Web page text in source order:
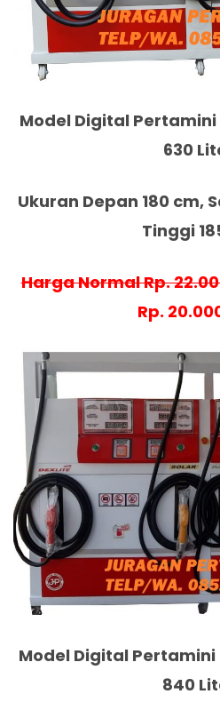
Model Digital Pertamini
630
Ukuran Depan 180 cm,
Tinggi
Harga Normal Rp.
Rp.
Model Digital Pertamini
840